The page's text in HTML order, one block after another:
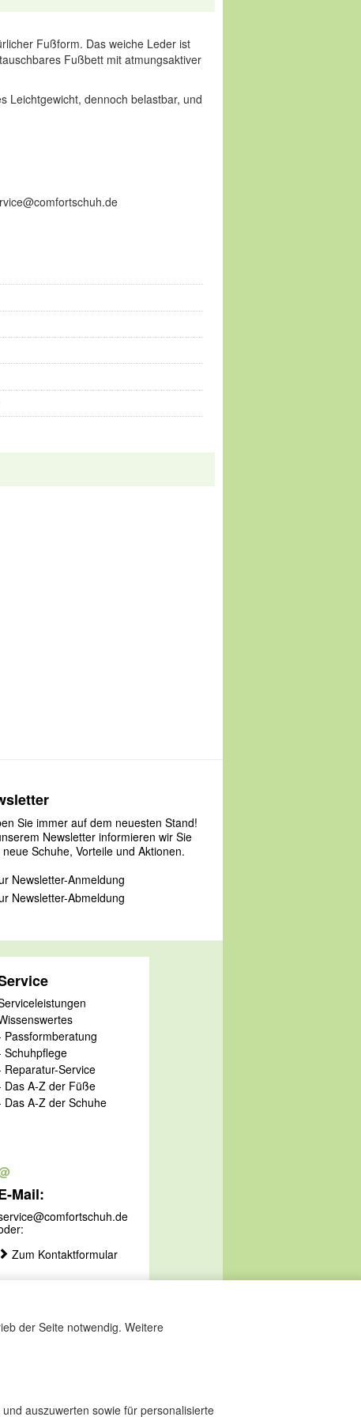
Fußform. Das weiche Leder ist
Fußbett mit atmungsaktiver
Leichtgewicht, dennoch belastbar, und
der Seite notwendig. Weitere
auszuwerten sowie für personalisierte
Sie immer auf dem neuesten Stand!
Newsletter informieren wir Sie
neue Schuhe, Vorteile und Aktionen.
Newsletter-Anmeldung
Newsletter-Abmeldung
Passformberatung
Schuhpflege
Reparatur-Service
Das A-Z der Füße
Das A-Z der Schuhe
Mail:
Zum Kontaktformular